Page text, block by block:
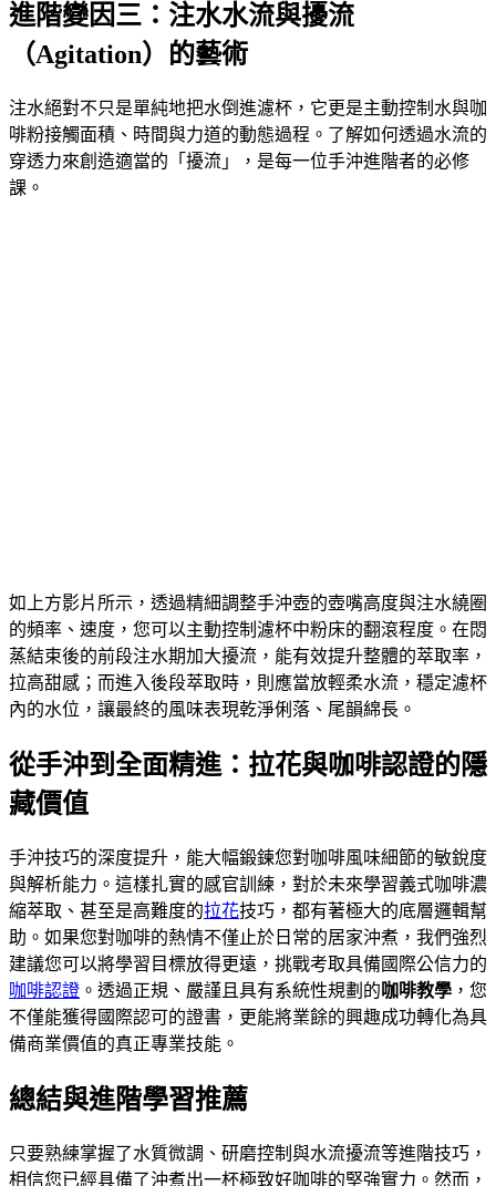
進階變因三：注水水流與擾流
（Agitation）的藝術
注水絕對不只是單純地把水倒進濾杯，它更是主動控制水與咖
啡粉接觸面積、時間與力道的動態過程。了解如何透過水流的
穿透力來創造適當的「擾流」，是每一位手沖進階者的必修
課。
如上方影片所示，透過精細調整手沖壺的壺嘴高度與注水繞圈
的頻率、速度，您可以主動控制濾杯中粉床的翻滾程度。在悶
蒸結束後的前段注水期加大擾流，能有效提升整體的萃取率，
拉高甜感；而進入後段萃取時，則應當放輕柔水流，穩定濾杯
內的水位，讓最終的風味表現乾淨俐落、尾韻綿長。
從手沖到全面精進：拉花與咖啡認證的隱
藏價值
手沖技巧的深度提升，能大幅鍛鍊您對咖啡風味細節的敏銳度
與解析能力。這樣扎實的感官訓練，對於未來學習義式咖啡濃
縮萃取、甚至是高難度的拉花技巧，都有著極大的底層邏輯幫
助。如果您對咖啡的熱情不僅止於日常的居家沖煮，我們強烈
建議您可以將學習目標放得更遠，挑戰考取具備國際公信力的
咖啡認證 。透過正規、嚴謹且具有系統性規劃的咖啡教學 ，您
不僅能獲得國際認可的證書，更能將業餘的興趣成功轉化為具
備商業價值的真正專業技能。
總結與進階學習推薦
只要熟練掌握了水質微調、研磨控制與水流擾流等進階技巧，
相信您已經具備了沖煮出一杯極致好咖啡的堅強實力。然而，